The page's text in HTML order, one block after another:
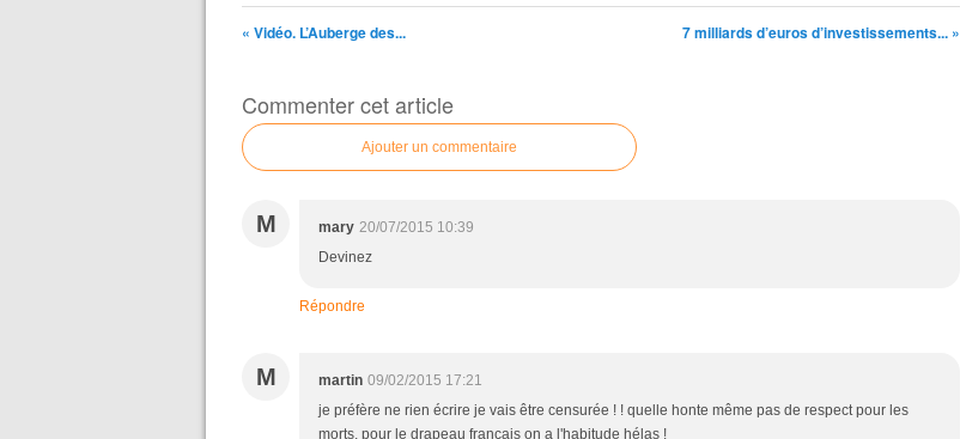
« Vidéo. L’Auberge des... 7 milliards d’euros d’investissements... »
Commenter cet article
Ajouter un commentaire
M mary 20/07/2015 10:39
Devinez
Répondre
M martin 09/02/2015 17:21
je préfère ne rien écrire je vais être censurée ! ! quelle honte même pas de respect pour les
morts, pour le drapeau français on a l'habitude hélas !